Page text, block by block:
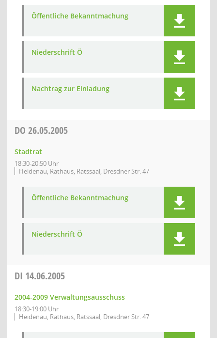
Öffentliche Bekanntmachung
Niederschrift Ö
Nachtrag zur Einladung
DO 26.05.2005
Stadtrat
18:30-20:50 Uhr
Heidenau, Rathaus, Ratssaal, Dresdner Str. 47
Öffentliche Bekanntmachung
Niederschrift Ö
DI 14.06.2005
2004-2009 Verwaltungsausschuss
18:30-19:00 Uhr
Heidenau, Rathaus, Ratssaal, Dresdner Str. 47